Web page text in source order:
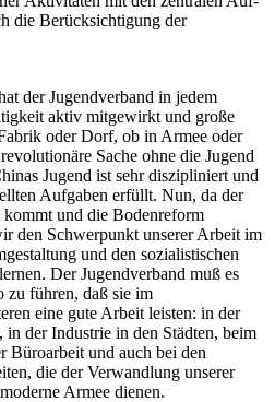
die Berücksichtigung der
der Jugendverband in jedem
aktiv mitgewirkt und große
oder Dorf, ob in Armee oder
Sache ohne die Jugend
Jugend ist sehr diszipliniert und
Aufgaben erfüllt. Nun, da der
und die Bodenreform
den Schwerpunkt unserer Arbeit im
und den sozialistischen
Der Jugendverband muß es
zu führen, daß sie im
eine gute Arbeit leisten: in der
der Industrie in den Städten, beim
Büroarbeit und auch bei den
die der Verwandlung unserer
Armee dienen.